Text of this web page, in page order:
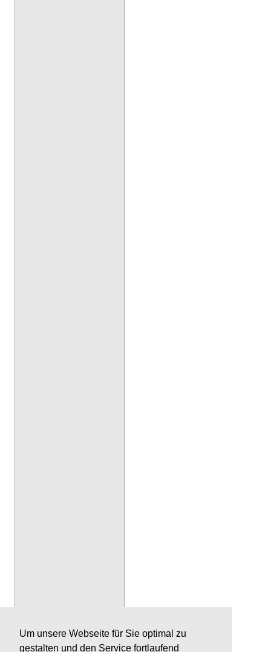
Um unsere Webseite für Sie optimal zu
gestalten und den Service fortlaufend